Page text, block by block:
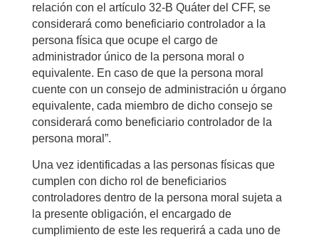
relación con el artículo 32-B Quáter del CFF, se
considerará como beneficiario controlador a la
persona física que ocupe el cargo de
administrador único de la persona moral o
equivalente. En caso de que la persona moral
cuente con un consejo de administración u órgano
equivalente, cada miembro de dicho consejo se
considerará como beneficiario controlador de la
persona moral”.
Una vez identificadas a las personas físicas que
cumplen con dicho rol de beneficiarios
controladores dentro de la persona moral sujeta a
la presente obligación, el encargado de
cumplimiento de este les requerirá a cada uno de